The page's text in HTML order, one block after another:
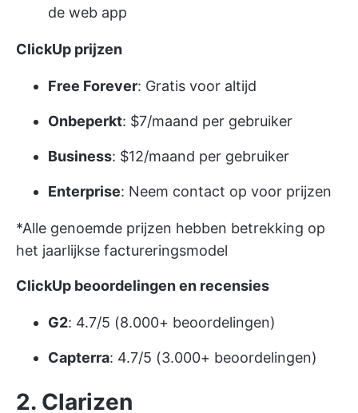
de web app
ClickUp prijzen
Free Forever: Gratis voor altijd
Onbeperkt: $7/maand per gebruiker
Business: $12/maand per gebruiker
Enterprise: Neem contact op voor prijzen
*Alle genoemde prijzen hebben betrekking op
het jaarlijkse factureringsmodel
ClickUp beoordelingen en recensies
G2: 4.7/5 (8.000+ beoordelingen)
Capterra: 4.7/5 (3.000+ beoordelingen)
2. Clarizen